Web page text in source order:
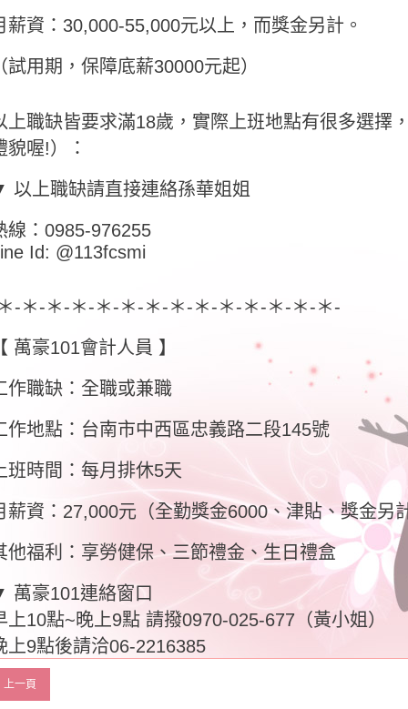
薪資：30,000-55,000元以上，而獎金另計。
試用期，保障底薪30000元起）
上職缺皆要求滿18歲，實際上班地點有很多選擇
貌喔!）：
以上職缺請直接連絡孫華姐姐
線：0985-976255
Id: @113fcsmi
-＊-＊-＊-＊-＊-＊-＊-＊-＊-＊-＊-＊-＊-
萬豪101會計人員 】
作職缺：全職或兼職
作地點：台南市中西區忠義路二段145號
班時間：每月排休5天
薪資：27,000元（全勤獎金6000、津貼、獎金另計
他福利：享勞健保、三節禮金、生日禮盒
萬豪101連絡窗口
上10點~晚上9點 請撥0970-025-677（黃小姐）
上9點後請洽06-2216385
上一頁